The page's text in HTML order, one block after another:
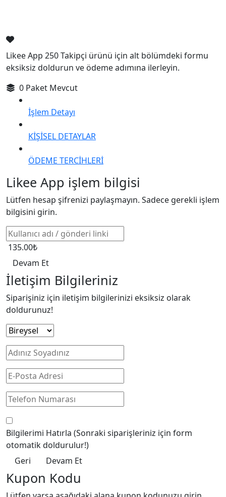
Likee App 250 Takipçi ürünü için alt bölümdeki formu
eksiksiz doldurun ve ödeme adımına ilerleyin.
0 Paket Mevcut
İşlem Detayı
KİŞİSEL DETAYLAR
ÖDEME TERCİHLERİ
Likee App işlem bilgisi
Lütfen hesap şifrenizi paylaşmayın. Sadece gerekli işlem
bilgisini girin.
135.00₺
Devam Et
İletişim Bilgileriniz
Siparişiniz için iletişim bilgilerinizi eksiksiz olarak
doldurunuz!
Bilgilerimi Hatırla (Sonraki siparişleriniz için form
otomatik doldurulur!)
Geri
Devam Et
Kupon Kodu